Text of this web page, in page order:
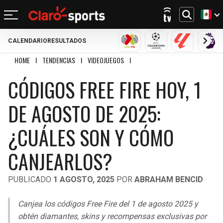
REGRESAR
MUNDIAL 2026
LIGA MX
SELECCIÓN MEXICANA
CONCACHAMPIONS
FÚTBOL DE ESTUFA
FÚTBOL FEMENIL
REGRESAR
CHAMPIONS LEAGUE
LALIGA
PREMIER LEAGUE
SERIE A
BUNDESLIGA
LIGUE 1
REGRESAR
FÓRMULA 1
NASCAR
REGRESAR
DOLPHINS
PATRIOTS
JETS
REGRESAR
NETS
KNICKS
76ERS
REGRESAR
MEXICANO
MLB
REGRESAR
CICLISMO
TENIS
BOXEO
GOLF
UFC
REGRESAR
TENDENCIAS
MÚSICA
CINE Y TV
VIDEOJUEGOS
CALENDARIO RESULTADOS
LIGA MXCHAMPIONS
LALIGA
HOME I TENDENCIAS I VIDEOJUEGOS I
CÓDIGOS FREE FIRE HOY, 1
DE AGOSTO DE 2025:
¿CUÁLES SON Y CÓMO
CANJEARLOS?
PUBLICADO 1 AGOSTO, 2025 POR ABRAHAM BENCID
Canjea los códigos Free Fire del 1 de agosto 2025 y
obtén diamantes, skins y recompensas exclusivas por